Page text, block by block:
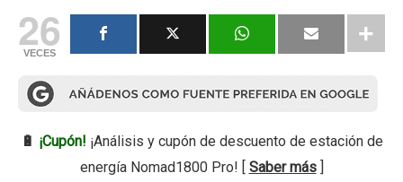
26
VECES
🔋 ¡Cupón! ¡Análisis y cupón de descuento de estación de
energía Nomad1800 Pro! [ Saber más]